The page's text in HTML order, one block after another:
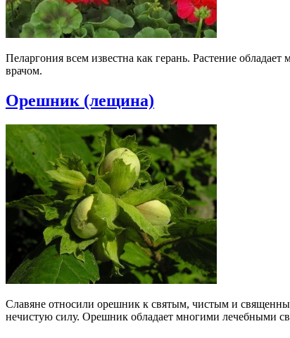
Пеларгония всем известна как герань. Растение
врачом.
Орешник (лещина)
Славяне относили орешник к святым, чистым и
нечистую силу. Орешник обладает многими лечебными